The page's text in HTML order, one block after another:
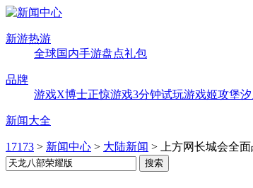
新游热游
全球国内手游盘点礼包
品牌
游戏X博士正惊游戏3分钟试玩游戏姬攻堡
新闻大全
17173 > 新闻中心 > 大陆新闻 > 上方网长城会全